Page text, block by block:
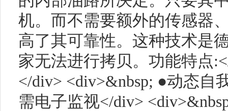
机。而不需要额外的传感器
高了其可靠性。这种技术是
家无法进行拷贝。功能特点
</div> <div>&nbsp; ●动态自
需电子监视</div>